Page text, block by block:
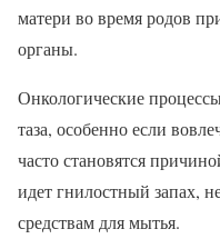
матери во время родов
органы.
Онкологические
таза, особенно если
часто становятся
идет гнилостный запах,
средствам для мытья.